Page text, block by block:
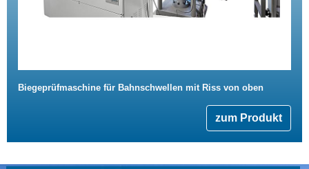
Biegeprüfmaschine für Bahnschwellen mit Riss von oben
zum Produkt